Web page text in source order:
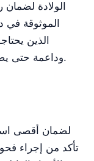
الولادة لضمان
الموثوقة
الذين
وداعمة حتى يصبحوا جاهزين لظروف الحضانة القياسية.
لضمان أقصى